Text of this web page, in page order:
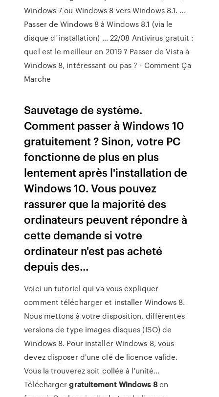
Windows 7 ou Windows 8 vers Windows 8.1. ...
Passer de Windows 8 à Windows 8.1 (via le
disque d' installation) ... 22/08 Antivirus gratuit :
quel est le meilleur en 2019 ? Passer de Vista à
Windows 8, intéressant ou pas ? - Comment Ça
Marche
Sauvetage de système.
Comment passer à Windows 10
gratuitement ? Sinon, votre PC
fonctionne de plus en plus
lentement après l'installation de
Windows 10. Vous pouvez
rassurer que la majorité des
ordinateurs peuvent répondre à
cette demande si votre
ordinateur n'est pas acheté
depuis des...
Voici un tutoriel qui va vous expliquer
comment télécharger et installer Windows 8.
Nous mettons à votre disposition, différentes
versions de type images disques (ISO) de
Windows 8. Pour installer Windows 8, vous
devez disposer d'une clé de licence valide.
Vous la trouverez soit collée à l'unité...
Téléchargergratuitement Windows 8en